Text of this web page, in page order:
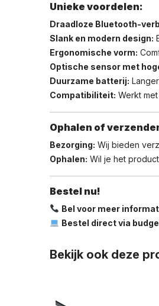
Unieke voordelen:
Draadloze Bluetooth-
Slank en modern design:
Ergonomische vorm:
Optische sensor met
Duurzame batterij:
Compatibiliteit: Werkt
Ophalen of
Bezorging: Wij bieden
Ophalen: Wil je het
Bestel nu!
Bel voor meer
Bestel direct via
Bekijk ook deze